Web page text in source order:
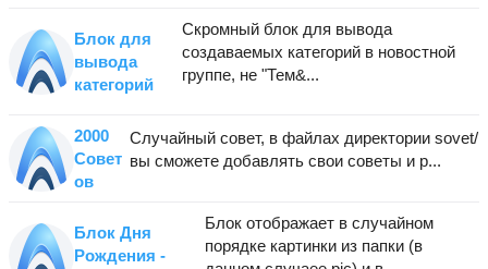
Блок для
вывода
категорий
Скромный блок для вывода
создаваемых категорий в новостной
группе, не "Тем&...
2000
Совет
ов
Случайный совет, в файлах директории sovet/
вы сможете добавлять свои советы и р...
Блок Дня
Рождения -
Блок отображает в случайном
порядке картинки из папки (в